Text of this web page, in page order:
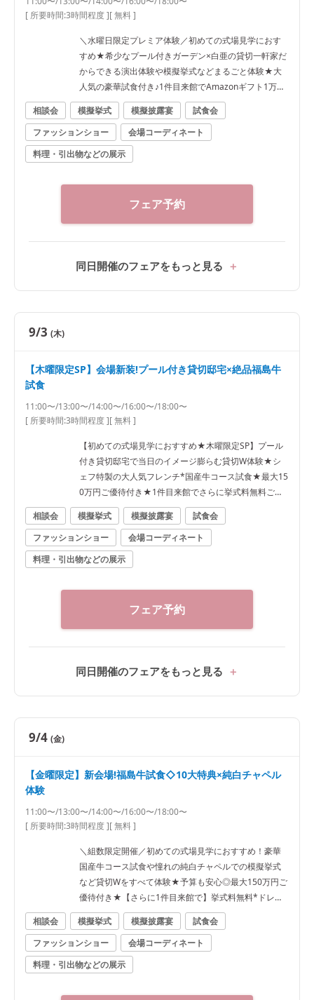
[ 所要時間:3時間程度][ 無料 ]
＼水曜日限定プレミア体験／初めての式場見学におす
すめ★希少なプール付きガーデン×白亜の貸切一軒家だ
からできる演出体験や模擬挙式などまるごと体験★大
人気の豪華試食付き♪1件目来館でAmazonギフト1万円
進呈
相談会 模擬挙式 模擬披露宴
試食会
ファッションショー
会場コーディネート
料理・引出物などの展示
フェア予約
同日開催のフェアをもっと見る
9/3 (木)
【木曜限定SP】会場新装!プール付き貸切邸宅×絶品福島牛
試食
11:00〜/13:00〜/14:00〜/16:00〜/18:00〜
[ 所要時間:3時間程度][ 無料 ]
【初めての式場見学におすすめ★木曜限定SP】プール
付き貸切邸宅で当日のイメージ膨らむ貸切W体験★シ
ェフ特製の大人気フレンチ*国産牛コース試食★最大15
0万円ご優待付き★1件目来館でさらに挙式料無料ご優
待★
相談会 模擬挙式 模擬披露宴
試食会
ファッションショー
会場コーディネート
料理・引出物などの展示
フェア予約
同日開催のフェアをもっと見る
9/4 (金)
【金曜限定】新会場!福島牛試食◇10大特典×純白チャペル
体験
11:00〜/13:00〜/14:00〜/16:00〜/18:00〜
[ 所要時間:3時間程度][ 無料 ]
＼組数限定開催／初めての式場見学におすすめ！豪華
国産牛コース試食や憧れの純白チャペルでの模擬挙式
など貸切Wをすべて体験★予算も安心◎最大150万円ご
優待付き★【さらに1件目来館で】挙式料無料*ドレス2
0万優待
相談会 模擬挙式 模擬披露宴
試食会
ファッションショー
会場コーディネート
料理・引出物などの展示